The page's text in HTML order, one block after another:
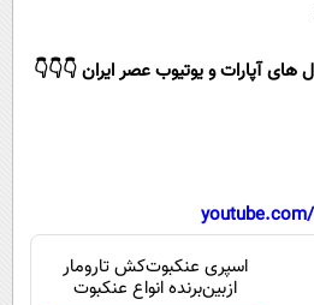
سیاست
گوناگون
داستان کوتاه
آشپزی
های آپارات و یوتیوب عصر ایران 👇👇👇
اسپری عنکبوت‌‌کش تارومار
ازبین‌برنده انواع عنکبوت